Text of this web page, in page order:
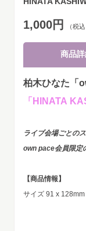
1,000円 （税込
商品
柏木ひなた「
「HINATA
ライブ会場ごとの
own pace会員限定
【商品情報】
サイズ 91 x